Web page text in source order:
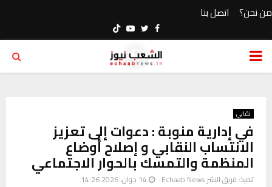
من نحن؟ اتصل بنا
Facebook
Twitter
Youtube
PRIMARY
نقابي
في إدارية منوبة : دعوات إلى تعزيز
الانتساب النقابي و إصلاح أوضاع
المنظمة والتمسك بالحوار الاجتماعي
تنفيذ: فريق النشر Echaab News 14 جوان، 2026 14:26